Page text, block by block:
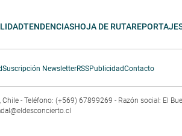
TENDENCIASHOJA DE RUTA
Suscripción NewsletterRSSPublicidadContacto
- Teléfono: (+569) 67899269 - Razón social: El